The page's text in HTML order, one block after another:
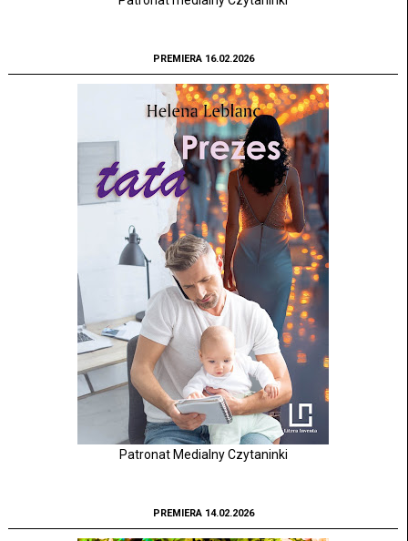
PREMIERA 16.02.2026
Patronat Medialny Czytaninki
PREMIERA 14.02.2026